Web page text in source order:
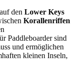
den Lower Keys
Korallenriffen
Paddleboarder sind
und ermöglichen
kleinen Inseln,